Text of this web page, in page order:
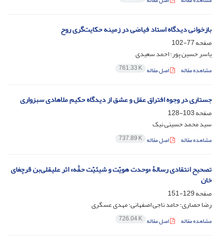
بازخوانی دیدگاه استاد فیاضی در زمینه حکایت‌گری روح
صفحه77-102
یاسر حسین پور؛ احمد سعیدی
مشاهده مقاله اصل مقاله 761.33 K
جستاری در وجوه افتراق عقل و عشق از دیدگاه حکیم ملاهادی سبزواری
صفحه103-128
سید محمد حسینی نیک
مشاهده مقاله اصل مقاله 737.89 K
تصحیح انتقادی رسالۀ «وحدت هویّت و شیئیّت حقّه» اثر علیقلی‌بن قرچغای
خان
صفحه129-151
رضا حصاری؛ حامد ناجی اصفهانی؛ مهدی عسگری
مشاهده مقاله اصل مقاله 726.04 K